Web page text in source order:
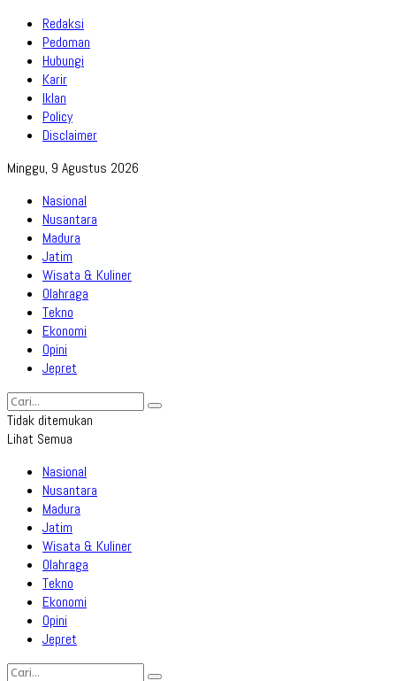
Redaksi
Pedoman
Hubungi
Karir
Iklan
Policy
Disclaimer
Minggu, 9 Agustus 2026
Nasional
Nusantara
Madura
Jatim
Wisata & Kuliner
Olahraga
Tekno
Ekonomi
Opini
Jepret
Tidak ditemukan
Lihat Semua
Nasional
Nusantara
Madura
Jatim
Wisata & Kuliner
Olahraga
Tekno
Ekonomi
Opini
Jepret